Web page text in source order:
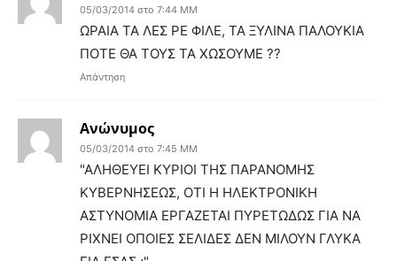
05/03/2014 στο 7:44 ΜΜ
ΩΡΑΙΑ ΤΑ ΛΕΣ ΡΕ ΦΙΛΕ, ΤΑ ΞΥΛΙΝΑ ΠΑΛΟΥΚΙΑ
ΠΟΤΕ ΘΑ ΤΟΥΣ ΤΑ ΧΩΣΟΥΜΕ ??
Απάντηση
Ανώνυμος
05/03/2014 στο 7:45 ΜΜ
"ΑΛΗΘΕΥΕΙ ΚΥΡΙΟΙ ΤΗΣ ΠΑΡΑΝΟΜΗΣ
ΚΥΒΕΡΝΗΣΕΩΣ, ΟΤΙ Η ΗΛΕΚΤΡΟΝΙΚΗ
ΑΣΤΥΝΟΜΙΑ ΕΡΓΑΖΕΤΑΙ ΠΥΡΕΤΩΔΩΣ ΓΙΑ ΝΑ
ΡΙΧΝΕΙ ΟΠΟΙΕΣ ΣΕΛΙΔΕΣ ΔΕΝ ΜΙΛΟΥΝ ΓΛΥΚΑ